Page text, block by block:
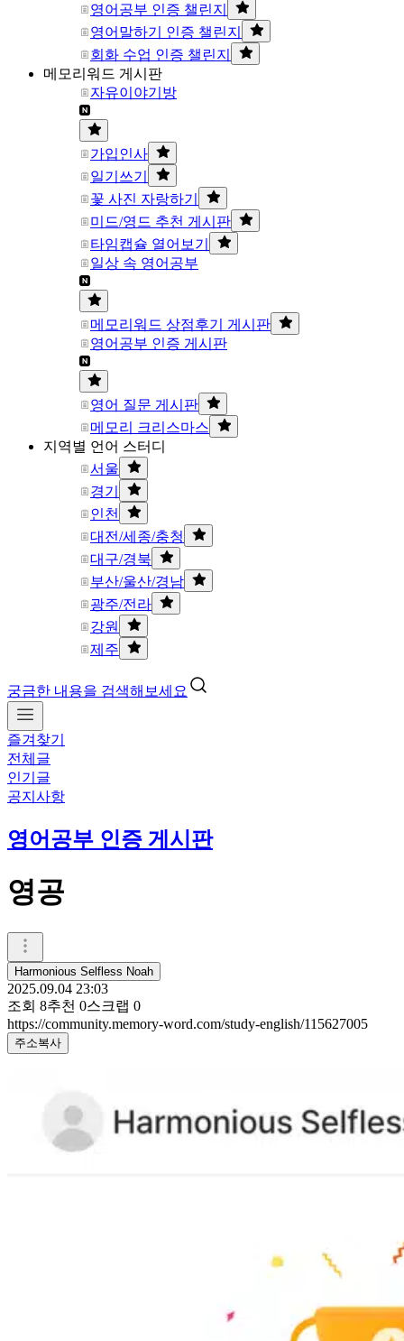
영어공부 인증 챌린지
영어말하기 인증 챌린지
회화 수업 인증 챌린지
메모리워드 게시판
자유이야기방
가입인사
일기쓰기
꽃 사진 자랑하기
미드/영드 추천 게시판
타임캡슐 열어보기
일상 속 영어공부
메모리워드 상점후기 게시판
영어공부 인증 게시판
영어 질문 게시판
메모리 크리스마스
지역별 언어 스터디
서울
경기
인천
대전/세종/충청
대구/경북
부산/울산/경남
광주/전라
강원
제주
궁금한 내용을 검색해보세요
즐겨찾기
전체글
인기글
공지사항
영어공부 인증 게시판
영공
Harmonious Selfless Noah
2025.09.04 23:03
조회 8추천 0스크랩 0
https://community.memory-word.com/study-english/115627005
주소복사